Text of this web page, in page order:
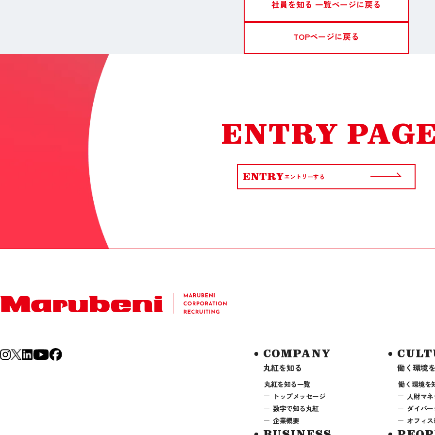
社員を知る 一覧ページに戻る
TOPページに戻る
ENTRY
ENTRYエントリーする
ENTRYエントリーする
COMPANY
丸紅を知る
丸紅を知る一覧
トップメッセージ
数字で知る丸紅
企業概要
働く環境
働く環境を
人財マ
ダイバ
オフィ